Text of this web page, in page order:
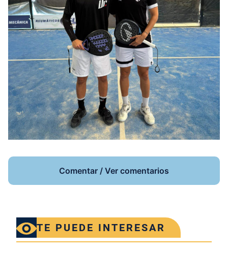
Comentar / Ver comentarios
TE PUEDE INTERESAR